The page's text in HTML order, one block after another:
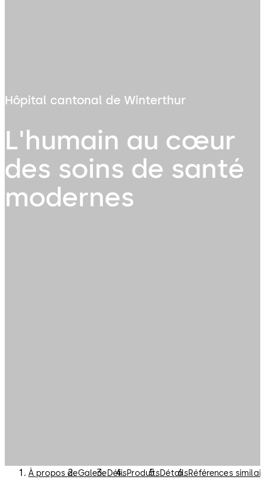
Hôpital cantonal de Winterthur
L'humain au cœur
des soins de santé
modernes
À propos deGalerieDéfisProduitsDétailsRéférences